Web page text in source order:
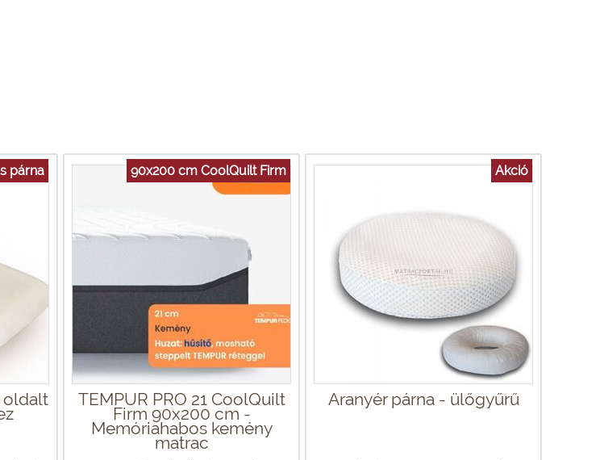
párna
oldalt
90x200 cm CoolQuilt Firm
TEMPUR PRO 21 CoolQuilt
Firm 90x200 cm -
Memóriahabos kemény
matrac
Akció
Aranyér párna - ülőgyűrű